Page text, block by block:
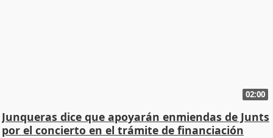
02:00
Junqueras dice que apoyarán enmiendas de Junts
por el concierto en el trámite de financiación